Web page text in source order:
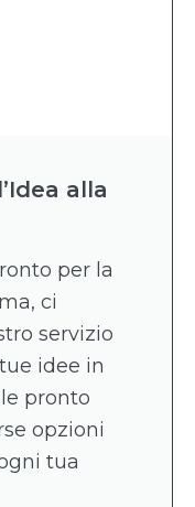
alla
per la
ci
servizio
idee in
pronto
opzioni
tua